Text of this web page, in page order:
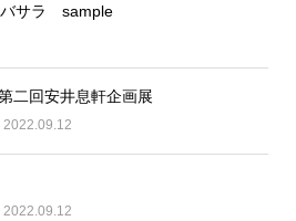
バサラ sample
二回安井息軒企画展
2022.09.12
2022.09.12